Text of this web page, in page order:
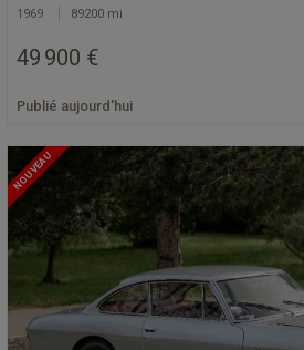
1969 89200 mi
49 900 €
Publié aujourd'hui
NOUVEAU